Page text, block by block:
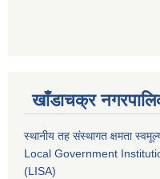
खाँडाचक्र
स्थानीय तह संस्थागत क्षमता
Local Government
(LISA)